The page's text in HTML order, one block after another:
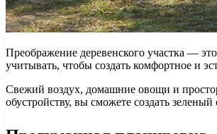
Преображение деревенского участка —
учитывать, чтобы создать комфортное и
Свежий воздух, домашние овощи и
обустройству, вы сможете создать